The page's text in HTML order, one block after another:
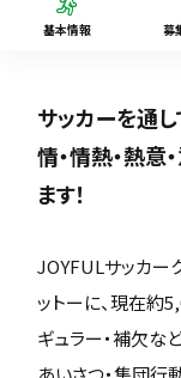
基本情報 募
サッカーを通
情・情熱・熱
ます！
JOYFULサッカー
ットーに、現在約
ギュラー・補欠な